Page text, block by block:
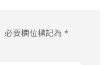
必要欄位標記為 *